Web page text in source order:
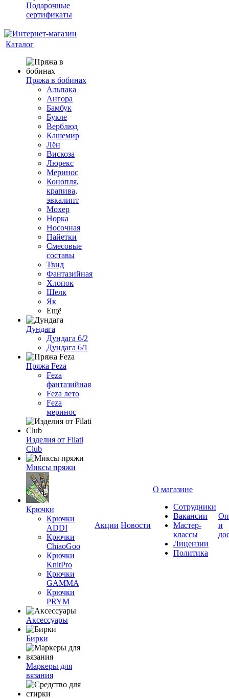
Подарочные
сертификаты
Каталог
Пряжа в бобинах
Альпака
Ангора
Бамбук
Букле
Верблюд
Кашемир
Лён
Вискоза
Люрекс
Меринос
Конопля,
крапива,
эвкалипт
Мохер
Норка
Носочная
Пайетки
Смесовые
составы
Твид
Фантазийная
Хлопок
Шелк
Як
Ещё
Дундага
Дундага 6/2
Дундага 6/1
Пряжа Feza
Feza
фантазийная
Feza лето
Feza
меринос
Изделия от Filati
Club
Миксы пряжи
Крючки
Крючки
ADDI
Крючки
ChiaoGoo
Крючки
KnitPro
Крючки
GAMMA
Крючки
PRYM
Аксессуары
Бирки
Маркеры для
вязания
Акции Новости
О магазине
Сотрудники
Вакансии
Мастер-
классы
Лицензии
Политика
и